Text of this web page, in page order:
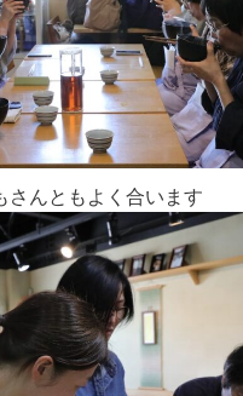
んともよく合います